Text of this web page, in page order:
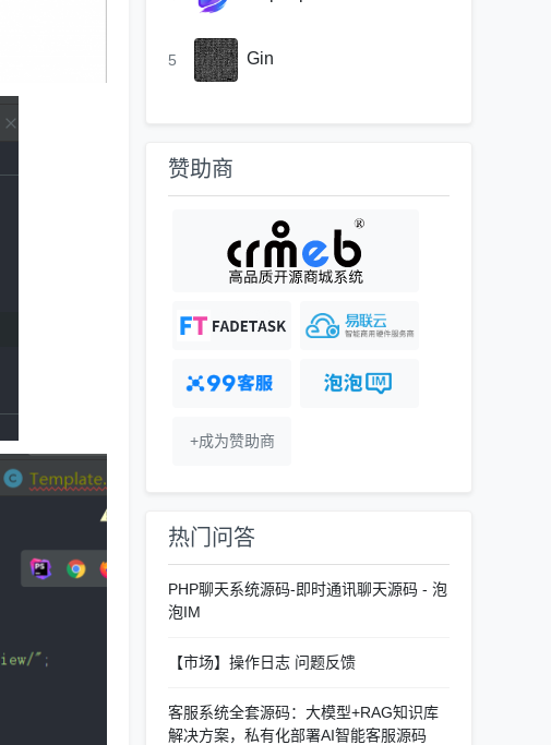
5 Gin
赞助商
+成为赞助商
热门问答
PHP聊天系统源码-即时通讯聊天源码 - 泡
泡IM
【市场】操作日志 问题反馈
客服系统全套源码：大模型+RAG知识库
解决方案，私有化部署AI智能客服源码